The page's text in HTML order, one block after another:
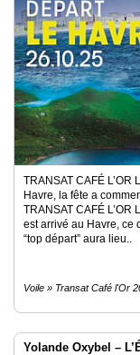
TRANSAT CAFÉ
Havre, la fête a
TRANSAT CAFÉ
est arrivé au Havre, ce
“top départ” aura lieu..
Voile » Transat Café l'Or
Yolande Oxybel –